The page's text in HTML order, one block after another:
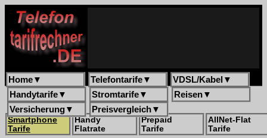
Home▼ Telefontarife▼ VDSL/Kabel ▼
Handytarife▼ Stromtarife▼ Reisen▼
Versicherung▼ Preisvergleich▼
Smartphone
Tarife
Handy
Flatrate
Prepaid
Tarife
AllNet-Flat
Tarife